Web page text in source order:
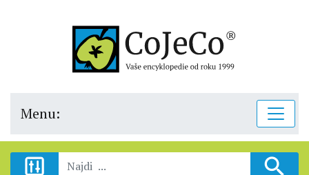
Menu: